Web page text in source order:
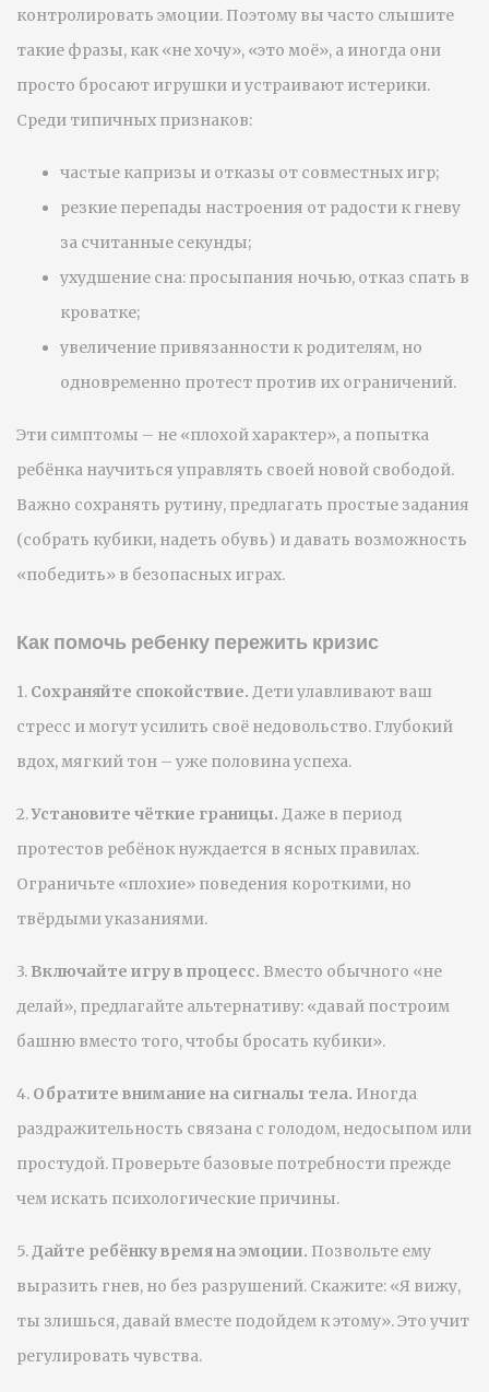
контролировать эмоции. Поэтому вы часто слышите
такие фразы, как «не хочу», «это моё», а иногда они
просто бросают игрушки и устраивают истерики.
Среди типичных признаков:
частые капризы и отказы от совместных игр;
резкие перепады настроения от радости к гневу
за считанные секунды;
ухудшение сна: просыпания ночью, отказ спать в
кроватке;
увеличение привязанности к родителям, но
одновременно протест против их ограничений.
Эти симптомы – не «плохой характер», а попытка
ребёнка научиться управлять своей новой свободой.
Важно сохранять рутину, предлагать простые задания
(собрать кубики, надеть обувь) и давать возможность
«победить» в безопасных играх.
Как помочь ребенку пережить кризис
1. Сохраняйте спокойствие. Дети улавливают ваш
стресс и могут усилить своё недовольство. Глубокий
вдох, мягкий тон – уже половина успеха.
2.Установите чёткие границы. Даже в период
протестов ребёнок нуждается в ясных правилах.
Ограничьте «плохие» поведения короткими, но
твёрдыми указаниями.
3. Включайте игру в процесс. Вместо обычного «не
делай», предлагайте альтернативу: «давай построим
башню вместо того, чтобы бросать кубики».
4. Обратите внимание на сигналы тела. Иногда
раздражительность связана с голодом, недосыпом или
простудой. Проверьте базовые потребности прежде
чем искать психологические причины.
5.Дайте ребёнку время на эмоции. Позвольте ему
выразить гнев, но без разрушений. Скажите: «Я вижу,
ты злишься, давай вместе подойдем к этому». Это учит
регулировать чувства.